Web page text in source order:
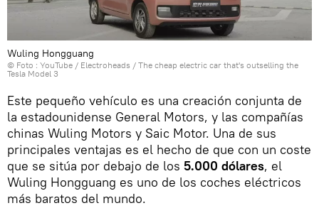
Wuling Hongguang
© Foto : YouTube / Electroheads / The cheap electric car that's outselling the
Tesla Model 3
Este pequeño vehículo es una creación conjunta de
la estadounidense General Motors, y las compañías
chinas Wuling Motors y Saic Motor. Una de sus
principales ventajas es el hecho de que con un coste
que se sitúa por debajo de los 5.000 dólares, el
Wuling Hongguang es uno de los coches eléctricos
más baratos del mundo.